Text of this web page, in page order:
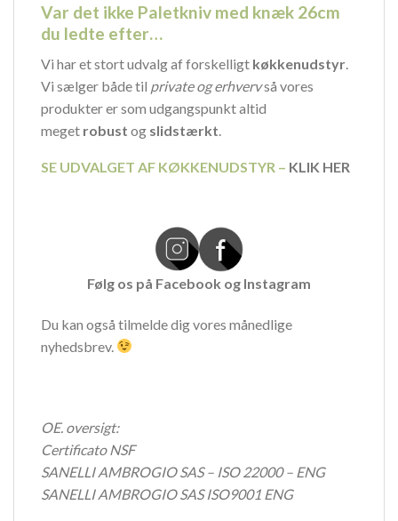
Var det ikke Paletkniv med knæk 26cm
du ledte efter…
Vi har et stort udvalg af forskelligt køkkenudstyr.
Vi sælger både til private og erhvervså vores
produkter er som udgangspunkt altid
meget robust og slidstærkt.
SE UDVALGET AF KØKKENUDSTYR – KLIK HER
Følg os på Facebook og Instagram
Du kan også tilmelde dig vores månedlige
nyhedsbrev.
OE. oversigt:
Certificato NSF
SANELLI AMBROGIO SAS – ISO 22000 – ENG
SANELLI AMBROGIO SAS ISO9001 ENG